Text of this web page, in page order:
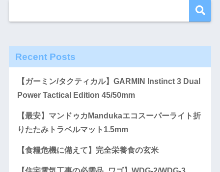
Recent Posts
【ガーミン/タクティカル】GARMIN Instinct 3 Dual
Power Tactical Edition 45/50mm
【最安】マンドゥカMandukaエコスーパーライト折
りたたみトラベルマット1.5mm
【食糧危機に備えて】完全栄養食の玄米